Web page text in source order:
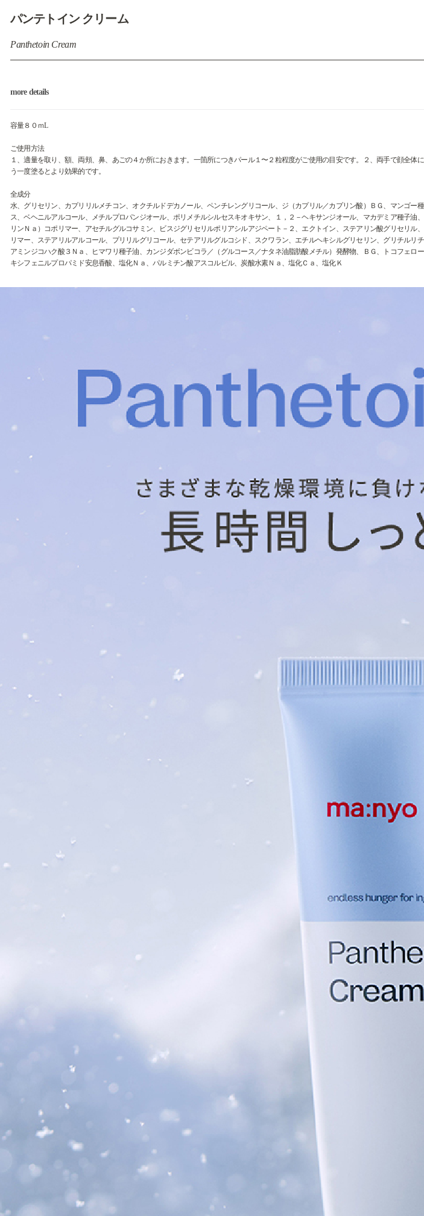
パンテトイン クリーム
Panthetoin Cream
more details
容量８０ｍL
ご使用方法
１、適量を取り、額、両頬、鼻、あごの４か所におきます。一箇所につきパール１〜２粒程度がご使用の目安です。２、両手で顔全
う一度塗るとより効果的です。
全成分
水、グリセリン、カプリリルメチコン、オクチルドデカノール、ペンチレングリコール、ジ（カプリル／カプリン酸）ＢＧ、マンゴ
ス、ベヘニルアルコール、メチルプロパンジオール、ポリメチルシルセスキオキサン、１，２－ヘキサンジオール、マカデミア種子
リンＮａ）コポリマー、アセチルグルコサミン、ビスジグリセリルポリアシルアジペート－２、エクトイン、ステアリン酸グリセリ
リマー、ステアリルアルコール、プリリルグリコール、セテアリルグルコシド、スクワラン、エチルヘキシルグリセリン、グリチル
アミンジコハク酸３Ｎａ、ヒマワリ種子油、カンジダボンビコラ／（グルコース／ナタネ油脂肪酸メチル）発酵物、ＢＧ、トコフェ
キシフェニルプロパミド安息香酸、塩化Ｎａ、パルミチン酸アスコルビル、炭酸水素Ｎａ、塩化Ｃａ、塩化Ｋ